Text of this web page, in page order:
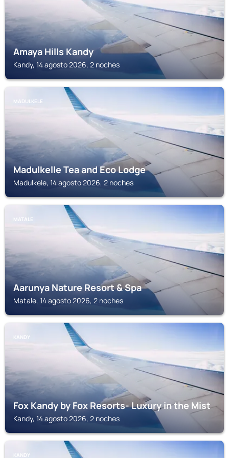
Amaya Hills Kandy
Kandy, 14 agosto 2026, 2 noches
MADULKELE
Madulkelle Tea and Eco Lodge
Madulkele, 14 agosto 2026, 2 noches
MATALE
Aarunya Nature Resort & Spa
Matale, 14 agosto 2026, 2 noches
KANDY
Fox Kandy by Fox Resorts- Luxury in the Mist
Kandy, 14 agosto 2026, 2 noches
KANDY